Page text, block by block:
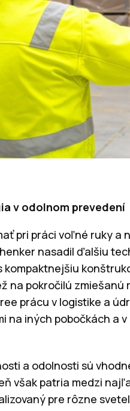
v odolnom prevedení
pri práci voľné ruky
nasadil ďalšiu
kompaktnejšiu
na pokročilú
prácu v logistike a
na iných pobočkách a
a odolnosti sú
však patria medzi
pre rôzne